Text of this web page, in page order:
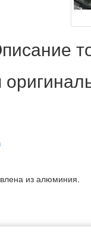
из алюминия.